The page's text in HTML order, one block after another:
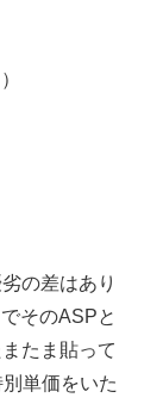
の差はあり
そのASPと
たま貼って
単価をいた